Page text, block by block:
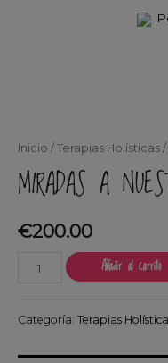
Inicio / Terapias Holísticas /
MIRADAS A
€200.00
Añadir al carrito
Categoría: Terapias